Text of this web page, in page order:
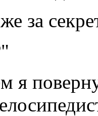
за
я